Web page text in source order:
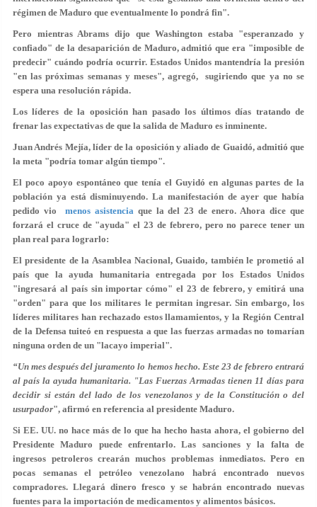
régimen de Maduro que eventualmente lo pondrá fin".
Pero mientras Abrams dijo que Washington estaba "esperanzado y
confiado" de la desaparición de Maduro, admitió que era "imposible de
predecir" cuándo podría ocurrir. Estados Unidos mantendría la presión
"en las próximas semanas y meses", agregó, sugiriendo que ya no se
espera una resolución rápida.
Los líderes de la oposición han pasado los últimos días tratando de
frenar las expectativas de que la salida de Maduro es inminente.
Juan Andrés Mejía, líder de la oposición y aliado de Guaidó, admitió que
la meta "podría tomar algún tiempo".
El poco apoyo espontáneo que tenía el Guyidó en algunas partes de la
población ya está disminuyendo. La manifestación de ayer que había
pedido vio menos asistenciaque la del 23 de enero. Ahora dice que
forzará el cruce de "ayuda" el 23 de febrero, pero no parece tener un
plan real para lograrlo:
El presidente de la Asamblea Nacional, Guaido, también le prometió al
país que la ayuda humanitaria entregada por los Estados Unidos
"ingresará al país sin importar cómo" el 23 de febrero, y emitirá una
"orden" para que los militares le permitan ingresar. Sin embargo, los
líderes militares han rechazado estos llamamientos, y la Región Central
de la Defensa tuiteó en respuesta a que las fuerzas armadas no tomarían
ninguna orden de un "lacayo imperial".
“Un mes después del juramento lo hemos hecho. Este 23 de febrero entrará
al país la ayuda humanitaria. "Las Fuerzas Armadas tienen 11 días para
decidir si están del lado de los venezolanos y de la Constitución o del
usurpador", afirmó en referencia al presidente Maduro.
Si EE. UU. no hace más de lo que ha hecho hasta ahora, el gobierno del
Presidente Maduro puede enfrentarlo. Las sanciones y la falta de
ingresos petroleros crearán muchos problemas inmediatos. Pero en
pocas semanas el petróleo venezolano habrá encontrado nuevos
compradores. Llegará dinero fresco y se habrán encontrado nuevas
fuentes para la importación de medicamentos y alimentos básicos.